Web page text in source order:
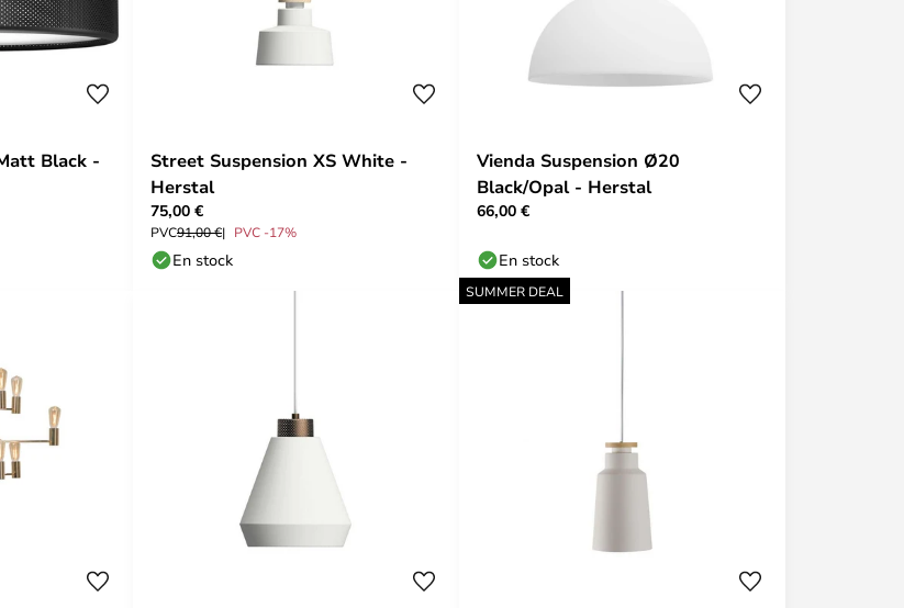
Black -
Street Suspension XS White -
Herstal
75,00 €
PVC91,00 € PVC -17%
En stock
Vienda Suspension Ø20
Black/Opal - Herstal
66,00 €
En stock
SUMMER DEAL